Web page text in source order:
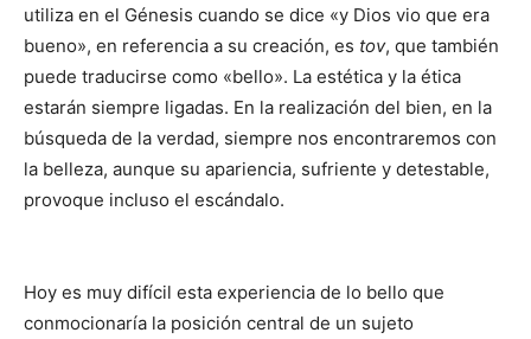
utiliza en el Génesis cuando se dice «y Dios vio que era
bueno», en referencia a su creación, es tov, que también
puede traducirse como «bello». La estética y la ética
estarán siempre ligadas. En la realización del bien, en la
búsqueda de la verdad, siempre nos encontraremos con
la belleza, aunque su apariencia, sufriente y detestable,
provoque incluso el escándalo.
Hoy es muy difícil esta experiencia de lo bello que
conmocionaría la posición central de un sujeto